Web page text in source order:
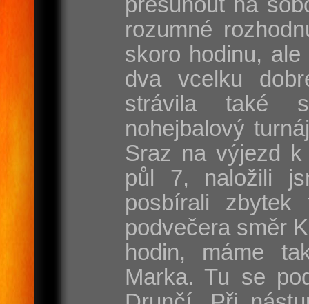
rozumné
skoro hodinu,
dva vcelku
strávila také
nohejbalový
Sraz na výjezd
půl 7, naložili
posbírali
podvečera směr
hodin, máme
Marka. Tu se